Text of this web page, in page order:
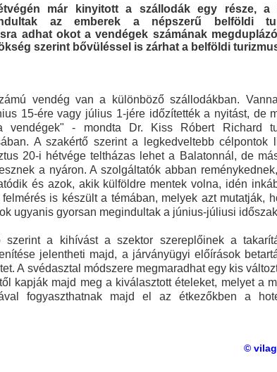
már kinyitott a szállodák egy része, a
az emberek a népszerű belföldi
adhat okot a vendégek számának
szerint bővüléssel is zárhat a belföldi
vendég van a különböző szállodákban.
15-ére vagy július 1-jére időzítették a nyitást, de
vendégek" - mondta Dr. Kiss Róbert Richard
A szakértő szerint a legkedveltebb célpontok
20-i hétvége teltházas lehet a Balatonnál, de
a nyáron. A szolgáltatók abban
és azok, akik külföldre mentek volna, idén
is készült a témában, melyek azt mutatják,
ugyanis gyorsan megindultak a június-júliusi
szerint a kihívást a szektor szereplőinek a
jelentheti majd, a járványügyi előírások
A svédasztal módszere megmaradhat egy kis
kapják majd meg a kiválasztott ételeket, melyet a
fogyaszthatnak majd el az étkezőkben a
©